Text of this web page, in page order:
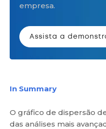
empresa.
Assista a
In Summary
O gráfico de dispersão
das análises mais